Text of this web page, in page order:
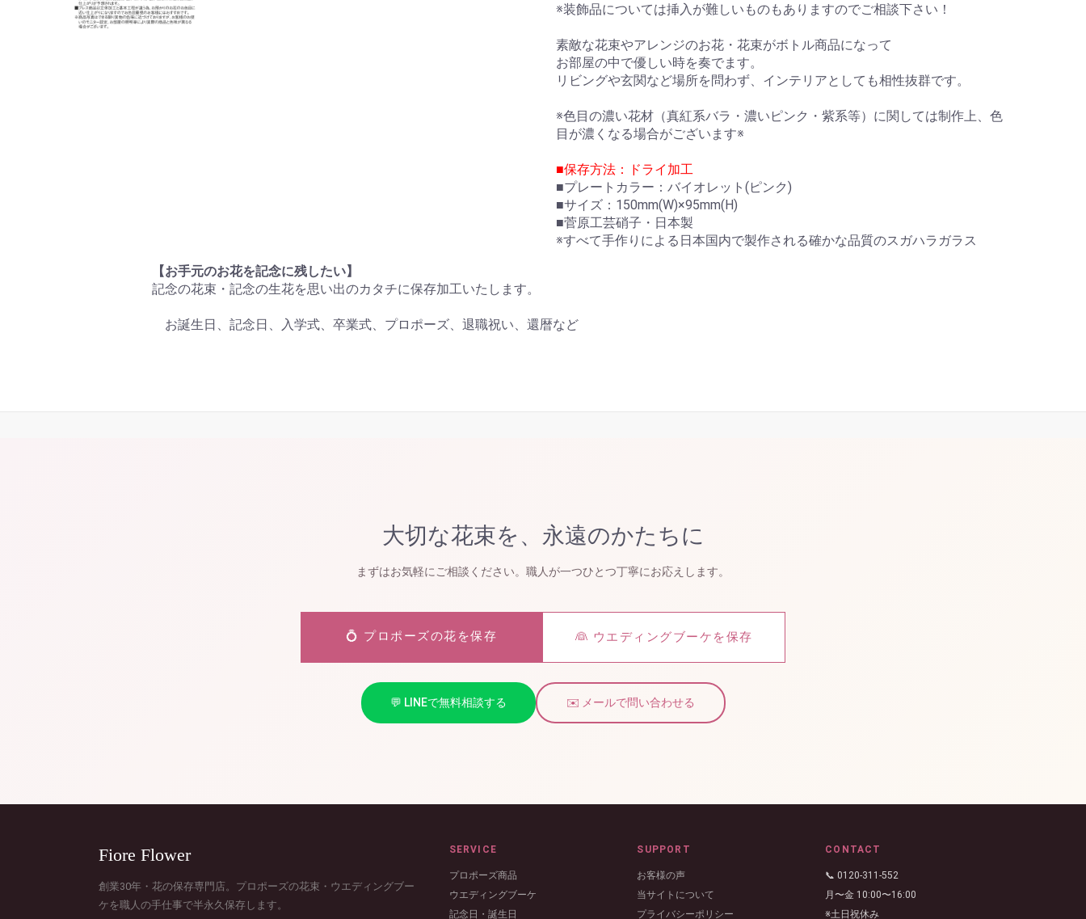
※装飾品については挿入が難しいものもありますのでご相談下さい！
素敵な花束やアレンジのお花・花束がボトル商品になって
お部屋の中で優しい時を奏でます。
リビングや玄関など場所を問わず、インテリアとしても相性抜群です。
※色目の濃い花材（真紅系バラ・濃いピンク・紫系等）に関しては制作上、色
目が濃くなる場合がございます※
■保存方法：ドライ加工
■プレートカラー：バイオレット(ピンク)
■サイズ：150mm(W)×95mm(H)
■菅原工芸硝子・日本製
※すべて手作りによる日本国内で製作される確かな品質のスガハラガラス
【お手元のお花を記念に残したい】
記念の花束・記念の生花を思い出のカタチに保存加工いたします。
お誕生日、記念日、入学式、卒業式、プロポーズ、退職祝い、還暦など
大切な花束を、永遠のかたちに
まずはお気軽にご相談ください。職人が一つひとつ丁寧にお応えします。
💍 プロポーズの花を保存 👰 ウエディングブーケを保存
💬 LINEで無料相談する ✉️ メールで問い合わせる
Fiore Flower
創業30年・花の保存専門店。プロポーズの花束・ウエディングブー
ケを職人の手仕事で半永久保存します。
SERVICE
プロポーズ商品
ウエディングブーケ
記念日・誕生日
SUPPORT
お客様の声
当サイトについて
プライバシーポリシー
CONTACT
📞 0120-311-552
月〜金 10:00〜16:00
※土日祝休み